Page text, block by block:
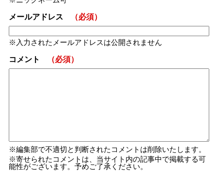
メールアドレス （必須）
入力されたメールアドレスは公開されません
コメント （必須）
編集部で不適切と判断されたコメントは削除いたします。
寄せられたコメントは、当サイト内の記事中で掲載する可
能性がございます。予めご了承ください。